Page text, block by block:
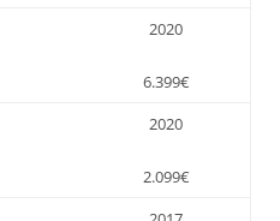
2020
6.399€
2020
2.099€